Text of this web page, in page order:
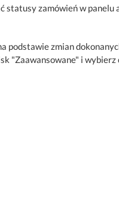
statusy zamówień w
podstawie zmian
"Zaawansowane" i wybierz